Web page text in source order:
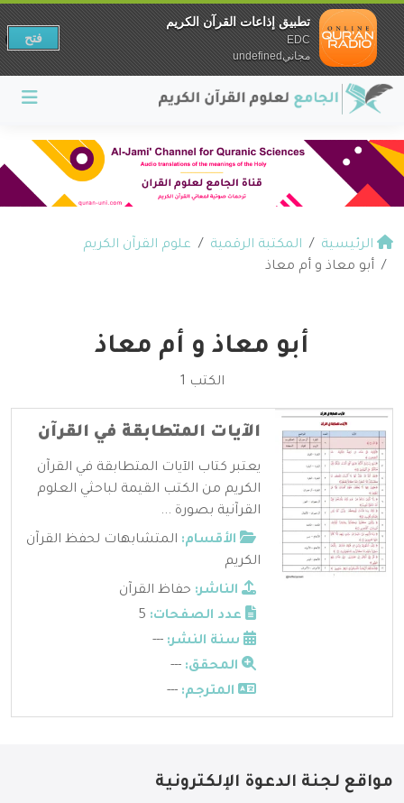
الرئيسية المكتبة الرقمية
علوم القرآن الكريم
أبو معاذ و أم معاذ
أبو معاذ و أم معاذ
الكتب 1
الآيات المتطابقة في القرآن
يعتبر كتاب الآيات المتطابقة في القرآن
الكريم من الكتب القيمة لباحثي العلوم
القرآنية بصورة ...
الأقسام: المتشابهات لحفظ القرآن
الكريم
الناشر: حفاظ القرآن
عدد الصفحات:
سنة النشر: ---
المحقق: ---
المترجم: ---
مواقع لجنة الدعوة الإلكترونية
تطبيق إذاعات القرآن الكريم
EDC
مجانيundefined
فتح